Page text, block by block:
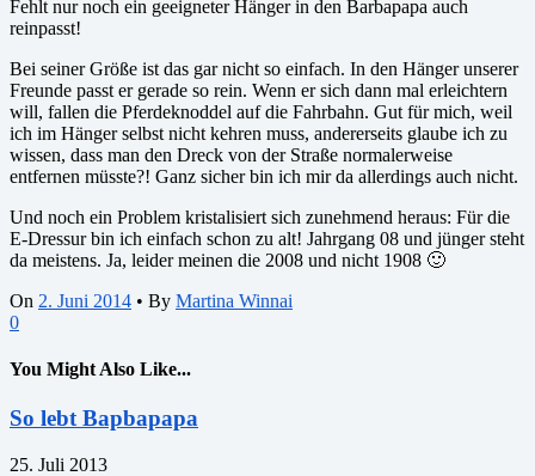
Fehlt nur noch ein geeigneter Hänger in den Barbapapa auch
reinpasst!
Bei seiner Größe ist das gar nicht so einfach. In den Hänger unserer
Freunde passt er gerade so rein. Wenn er sich dann mal erleichtern
will, fallen die Pferdeknoddel auf die Fahrbahn. Gut für mich, weil
ich im Hänger selbst nicht kehren muss, andererseits glaube ich zu
wissen, dass man den Dreck von der Straße normalerweise
entfernen müsste?! Ganz sicher bin ich mir da allerdings auch nicht.
Und noch ein Problem kristalisiert sich zunehmend heraus: Für die
E-Dressur bin ich einfach schon zu alt! Jahrgang 08 und jünger steht
da meistens. Ja, leider meinen die 2008 und nicht 1908 🙂
On 2. Juni 2014 • By Martina Winnai
0
You Might Also Like...
So lebt Bapbapapa
25. Juli 2013